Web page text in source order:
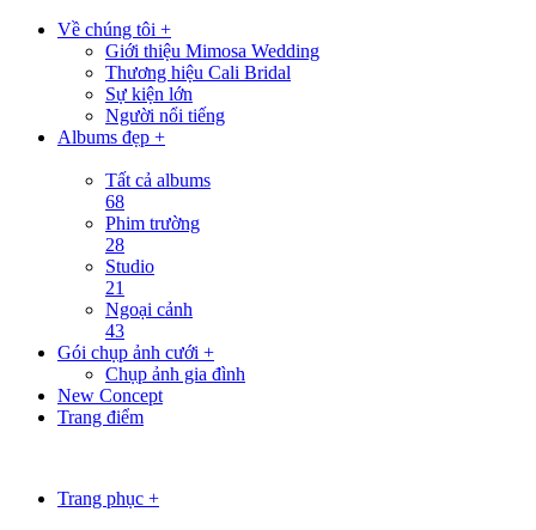
Về chúng tôi +
Giới thiệu Mimosa Wedding
Thương hiệu Cali Bridal
Sự kiện lớn
Người nổi tiếng
Albums đẹp +
Tất cả albums
68
Phim trường
28
Studio
21
Ngoại cảnh
43
Gói chụp ảnh cưới +
Chụp ảnh gia đình
New Concept
Trang điểm
Trang phục +